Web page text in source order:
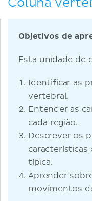
Coluna
Objetivos de
Esta unidade de
Identificar as
vertebral.
Entender as
cada região.
Descrever os
características
típica.
Aprender
movimentos